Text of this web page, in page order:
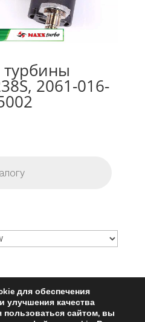
турбины
2061-016-
турбины
турбин
для обеспечения
улучшения качества
сайтом, вы